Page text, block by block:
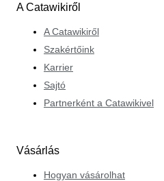
A Catawikiről
A Catawikiről
Szakértőink
Karrier
Sajtó
Partnerként a Catawikivel
Vásárlás
Hogyan vásárolhat